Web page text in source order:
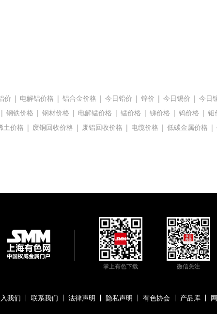
价 | 电解铝价格 | 铝合金价格 | 今日铅价 | 锌价 | 今日锡价 | 今日
| 钢铁价格 | 钢材价格 | 电解锰价格 | 锰价格 | 锑价格 | 钨价格 | 钼
土价格 | 废铜回收价格 | 废铝回收价格 | 电缆价格 | 低碳金属价格 |
掌上有色下载 微信关注
我们 联系我们 法律声明 隐私声明 有色协会 产品库